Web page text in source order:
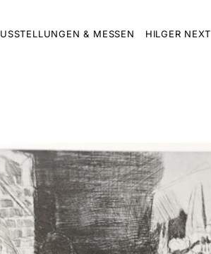
& MESSEN HILGER NEXT